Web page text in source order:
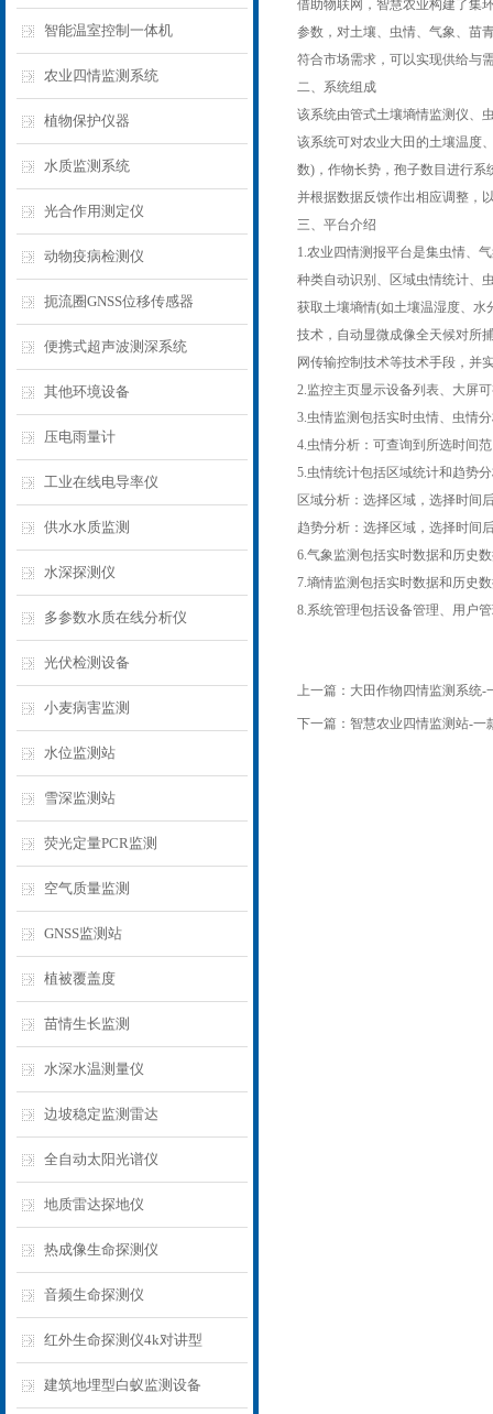
智能温室控制一体机
农业四情监测系统
植物保护仪器
水质监测系统
光合作用测定仪
动物疫病检测仪
扼流圈GNSS位移传感器
便携式超声波测深系统
其他环境设备
压电雨量计
工业在线电导率仪
供水水质监测
水深探测仪
多参数水质在线分析仪
光伏检测设备
小麦病害监测
水位监测站
雪深监测站
荧光定量PCR监测
空气质量监测
GNSS监测站
植被覆盖度
苗情生长监测
水深水温测量仪
边坡稳定监测雷达
全自动太阳光谱仪
地质雷达探地仪
热成像生命探测仪
音频生命探测仪
红外生命探测仪4k对讲型
建筑地埋型白蚁监测设备
借助物联网，智慧农业构建了集
参数，对土壤、虫情、气象、苗
符合市场需求，可以实现供给与
二、系统组成
该系统由管式土壤墒情监测仪、
该系统可对农业大田的土壤温度
数)，作物长势，孢子数目进行系
并根据数据反馈作出相应调整，
三、平台介绍
1.农业四情测报平台是集虫情、
种类自动识别、区域虫情统计、
获取土壤墒情(如土壤温湿度、水
技术，自动显微成像全天候对所
网传输控制技术等技术手段，并
2.监控主页显示设备列表、大屏
3.虫情监测包括实时虫情、虫情
4.虫情分析：可查询到所选时间
5.虫情统计包括区域统计和趋势
区域分析：选择区域，选择时间
趋势分析：选择区域，选择时间
6.气象监测包括实时数据和历史
7.墒情监测包括实时数据和历史
8.系统管理包括设备管理、用户
上一篇： 大田作物四情监测系统-
下一篇： 智慧农业四情监测站-一